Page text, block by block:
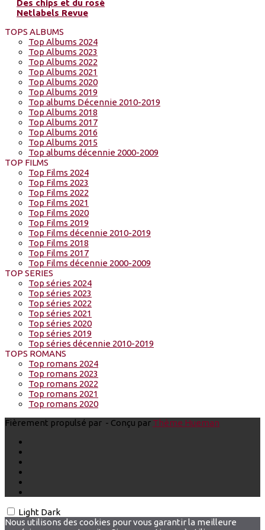
Des chips et du rosé
Netlabels Revue
TOPS ALBUMS
Top Albums 2024
Top Albums 2023
Top Albums 2022
Top Albums 2021
Top Albums 2020
Top Albums 2019
Top albums Décennie 2010-2019
Top Albums 2018
Top Albums 2017
Top Albums 2016
Top Albums 2015
Top albums décennie 2000-2009
TOP FILMS
Top Films 2024
Top Films 2023
Top Films 2022
Top Films 2021
Top Films 2020
Top Films 2019
Top Films décennie 2010-2019
Top Films 2018
Top Films 2017
Top Films décennie 2000-2009
TOP SERIES
Top séries 2024
Top séries 2023
Top séries 2022
Top séries 2021
Top séries 2020
Top séries 2019
Top séries décennie 2010-2019
TOPS ROMANS
Top romans 2024
Top romans 2023
Top romans 2022
Top romans 2021
Top romans 2020
Fièrement propulsé par - Conçu par Thème Hueman
Light Dark
Nous utilisons des cookies pour vous garantir la meilleure